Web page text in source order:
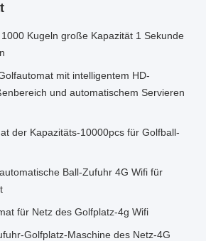
Kugeln große Kapazität 1 Sekunde
mit intelligentem HD-
und automatischem Servieren
der Kapazitäts-10000pcs für Golfball-
Ball-Zufuhr 4G Wifi für
für Netz des Golfplatz-4g Wifi
Golfplatz-Maschine des Netz-4G